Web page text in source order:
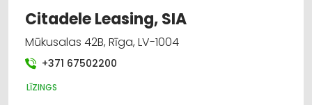
Citadele Leasing, SIA
Mūkusalas 42B, Rīga, LV-1004
+371 67502200
LĪZINGS